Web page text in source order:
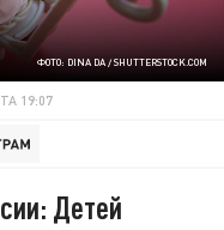
ФОТО: DINA DA / SHUTTERSTOCK.COM
19:07
Детей